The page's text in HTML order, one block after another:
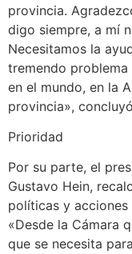
provincia.
digo siempre, a mí
Necesitamos la
tremendo
en el mundo, en la
provincia»,
Prioridad
Por su parte, el
Gustavo Hein,
políticas y
«Desde la Cámara
que se necesita